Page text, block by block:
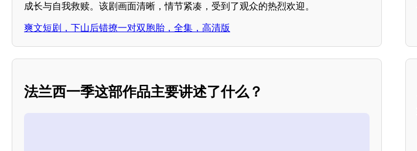
成长与自我救赎。该剧画面清晰，情节紧凑，受到了观众的热烈欢迎。
爽文短剧，下山后错撩一对双胞胎，全集，高清版
法兰西一季这部作品主要讲述了什么？